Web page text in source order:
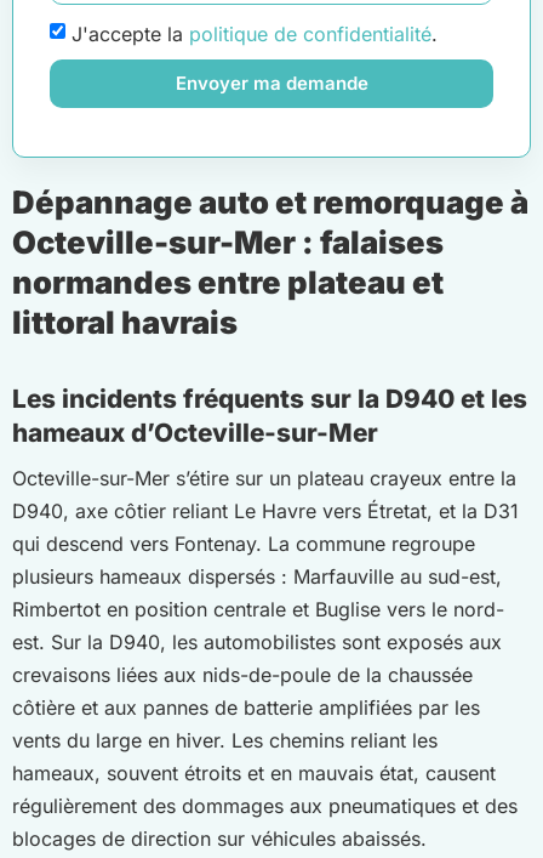
J'accepte la politique de confidentialité.
Envoyer ma demande
Dépannage auto et remorquage à
Octeville-sur-Mer : falaises
normandes entre plateau et
littoral havrais
Les incidents fréquents sur la D940 et les
hameaux d’Octeville-sur-Mer
Octeville-sur-Mer s’étire sur un plateau crayeux entre la
D940, axe côtier reliant Le Havre vers Étretat, et la D31
qui descend vers Fontenay. La commune regroupe
plusieurs hameaux dispersés : Marfauville au sud-est,
Rimbertot en position centrale et Buglise vers le nord-
est. Sur la D940, les automobilistes sont exposés aux
crevaisons liées aux nids-de-poule de la chaussée
côtière et aux pannes de batterie amplifiées par les
vents du large en hiver. Les chemins reliant les
hameaux, souvent étroits et en mauvais état, causent
régulièrement des dommages aux pneumatiques et des
blocages de direction sur véhicules abaissés.